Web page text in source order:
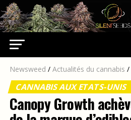
Newsweed / Actualités du cannabis /
CANNABIS AUX ETATS-UNIS
Canopy Growth